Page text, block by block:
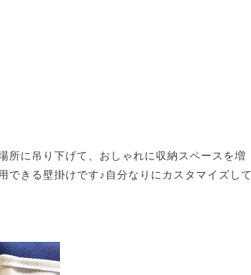
所に吊り下げて、おしゃれに収納スペースを増
できる壁掛けです♪自分なりにカスタマイズして